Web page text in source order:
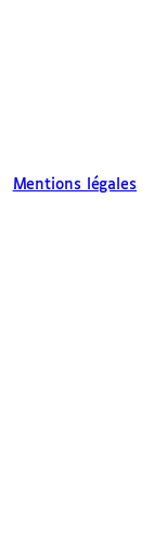
Mentions légales